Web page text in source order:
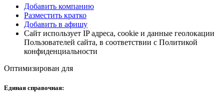
Добавить компанию
Разместить кратко
Добавить в афишу
Сайт использует IP адреса, cookie и данные геолокации
Пользователей сайта, в соответствии с Политикой
конфиденциальности
Оптимизирован для
Единая справочная: